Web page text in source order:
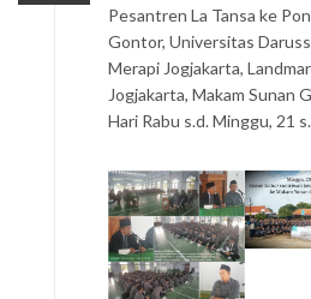
Pesantren La Tansa ke
Gontor, Universitas
Merapi Jogjakarta,
Jogjakarta, Makam Sunan
Hari Rabu s.d. Minggu, 21